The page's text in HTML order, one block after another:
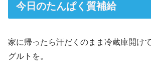
今日のたんぱく質補給
家に帰ったら汗だくのまま冷蔵庫開け
グルトを。